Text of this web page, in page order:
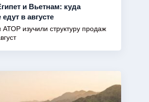
и Вьетнам: куда
в августе
АТОР изучили структуру продаж